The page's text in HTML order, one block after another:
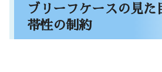
ブリーフケースの見た
帯性の制約